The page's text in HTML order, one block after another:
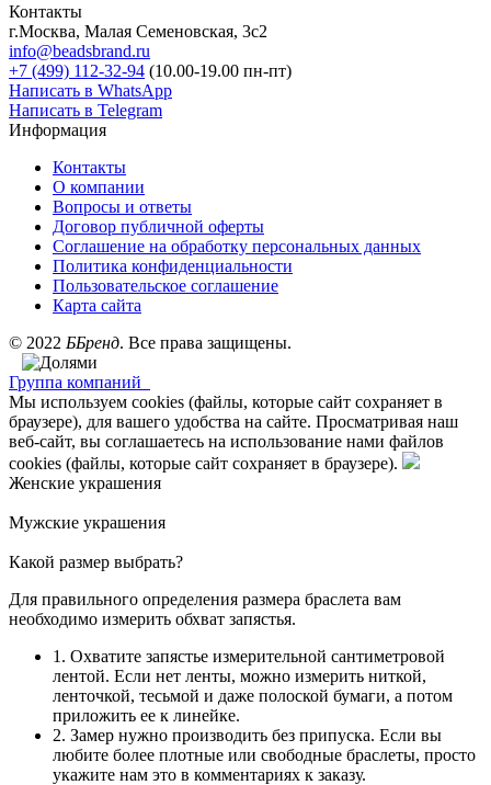
Контакты
г.Москва, Малая Семеновская, 3с2
info@beadsbrand.ru
+7 (499) 112-32-94 (10.00-19.00 пн-пт)
Написать в WhatsApp
Написать в Telegram
Информация
Контакты
О компании
Вопросы и ответы
Договор публичной оферты
Соглашение на обработку персональных данных
Политика конфиденциальности
Пользовательское соглашение
Карта сайта
© 2022 ББренд. Все права защищены.
Группа компаний
Мы используем cookies (файлы, которые сайт сохраняет в
браузере), для вашего удобства на сайте. Просматривая наш
веб-сайт, вы соглашаетесь на использование нами файлов
cookies (файлы, которые сайт сохраняет в браузере).
Женские украшения
Мужские украшения
Какой размер выбрать?
Для правильного определения размера браслета вам
необходимо измерить обхват запястья.
1. Охватите запястье измерительной сантиметровой
лентой. Если нет ленты, можно измерить ниткой,
ленточкой, тесьмой и даже полоской бумаги, а потом
приложить ее к линейке.
2. Замер нужно производить без припуска. Если вы
любите более плотные или свободные браслеты, просто
укажите нам это в комментариях к заказу.